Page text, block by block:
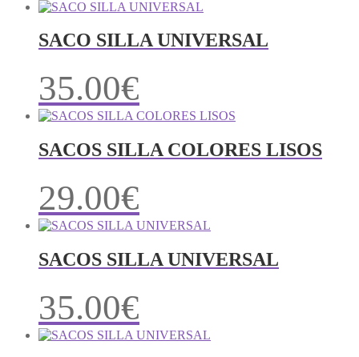
SACO SILLA UNIVERSAL
35.00€
SACOS SILLA COLORES LISOS
29.00€
SACOS SILLA UNIVERSAL
35.00€